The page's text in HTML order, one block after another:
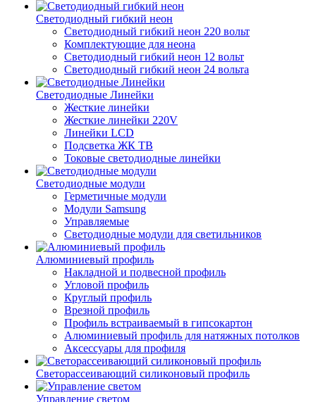
Светодиодный гибкий неон
Светодиодный гибкий неон 220 вольт
Комплектующие для неона
Светодиодный гибкий неон 12 вольт
Светодиодный гибкий неон 24 вольта
Светодиодные Линейки
Жесткие линейки
Жесткие линейки 220V
Линейки LCD
Подсветка ЖК ТВ
Токовые светодиодные линейки
Светодиодные модули
Герметичные модули
Модули Samsung
Управляемые
Светодиодные модули для светильников
Алюминиевый профиль
Накладной и подвесной профиль
Угловой профиль
Круглый профиль
Врезной профиль
Профиль встраиваемый в гипсокартон
Алюминиевый профиль для натяжных потолков
Аксессуары для профиля
Светорассеивающий силиконовый профиль
Управление светом